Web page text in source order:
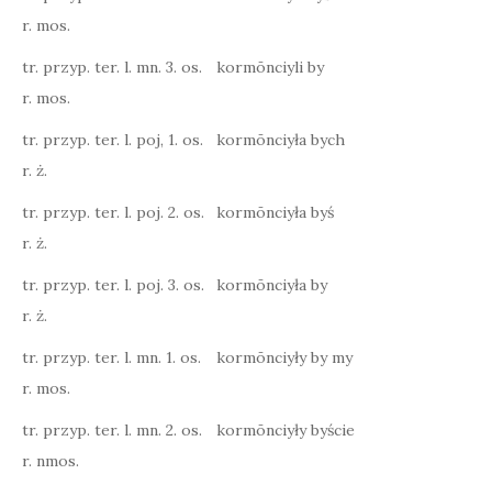
r. mos.
tr. przyp. ter. l. mn. 3. os.
r. mos.
kormōnciyli by
tr. przyp. ter. l. poj, 1. os.
r. ż.
kormōnciyła bych
tr. przyp. ter. l. poj. 2. os.
r. ż.
kormōnciyła byś
tr. przyp. ter. l. poj. 3. os.
r. ż.
kormōnciyła by
tr. przyp. ter. l. mn. 1. os.
r. mos.
kormōnciyły by my
tr. przyp. ter. l. mn. 2. os.
r. nmos.
kormōnciyły byście